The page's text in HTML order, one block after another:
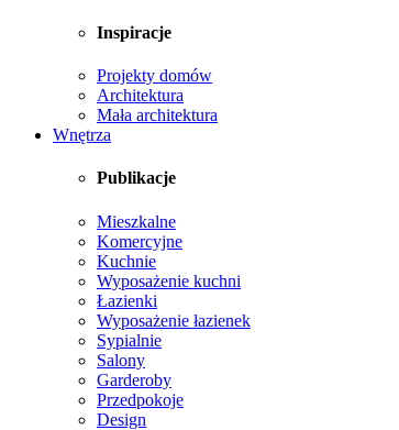
Inspiracje
Projekty domów
Architektura
Mała architektura
Wnętrza
Publikacje
Mieszkalne
Komercyjne
Kuchnie
Wyposażenie kuchni
Łazienki
Wyposażenie łazienek
Sypialnie
Salony
Garderoby
Przedpokoje
Design